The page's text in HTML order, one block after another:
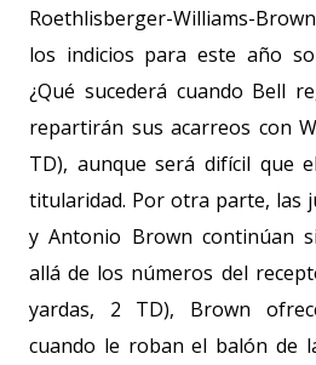
Roethlisberger-Williams-
los indicios para este año
¿Qué sucederá cuando Bell
repartirán sus acarreos con
TD), aunque será difícil que
titularidad. Por otra parte, las
y Antonio Brown continúan
allá de los números del
yardas, 2 TD), Brown
cuando le roban el balón de